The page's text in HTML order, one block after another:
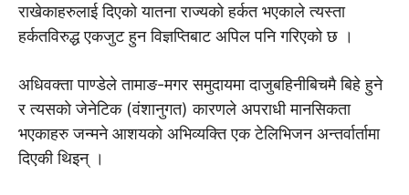
राखेकाहरुलाई दिएको यातना राज्यको हर्कत भएकाले त्यस्ता
हर्कतविरुद्ध एकजुट हुन विज्ञप्तिबाट अपिल पनि गरिएको छ ।
अधिवक्ता पाण्डेले तामाङ-मगर समुदायमा दाजुबहिनीबिचमै बिहे हुने
र त्यसकाे जेनेटिक (वंशानुगत) कारणले अपराधी मानसिकता
भएकाहरु जन्मने आशयकाे अभिव्यक्ति एक टेलिभिजन अन्तर्वार्तामा
दिएकी थिइन् ।